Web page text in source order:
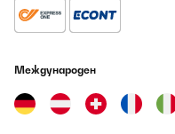
Международен